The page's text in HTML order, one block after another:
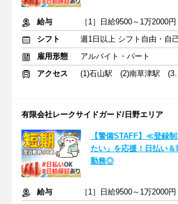
給与
シフト
週1日以上 シフト自由・自
雇用形態
アルバイト・パート
アクセス
(1)石山
有限会社レークサイドガード/日野エリア
【警備STAFF】≪登録
たい」を応援！日払い＆
勤務◎
給与